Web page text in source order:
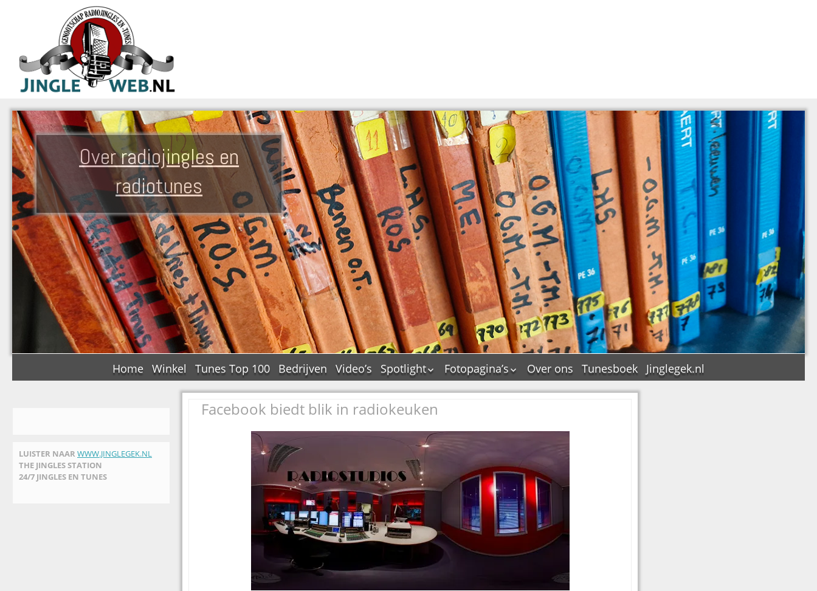
Over radiojingles en
radiotunes
Home Winkel Tunes Top 100 Bedrijven Video’s
Spotlight
De Tourflitsjingle –
wie zijn de makers?
Jingledemo’s en hun
tags
Dallas jingle city
De Tourtune
Ferry Maat 65
Ferry Maat interview
Jingle Awards
Jingle NIEUW
Omroepbanden
Stoomfluit Klaas
Vaak
Fotopagina’s
JAM in pictures
Pepper & Tanner in
Top Format in
pictures
Dik Voormekaar in
foto’s
Over ons Tunesboek Jinglegek.nl
LUISTER NAAR WWW.JINGLEGEK.NL
THE JINGLES STATION
24/7 JINGLES EN TUNES
Facebook biedt blik in radiokeuken